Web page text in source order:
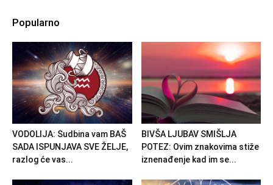
Popularno
VODOLIJA: Sudbina vam BAŠ
SADA ISPUNJAVA SVE ŽELJE,
razlog će vas...
BIVŠA LJUBAV SMIŠLJA
POTEZ: Ovim znakovima stiže
iznenađenje kad im se...